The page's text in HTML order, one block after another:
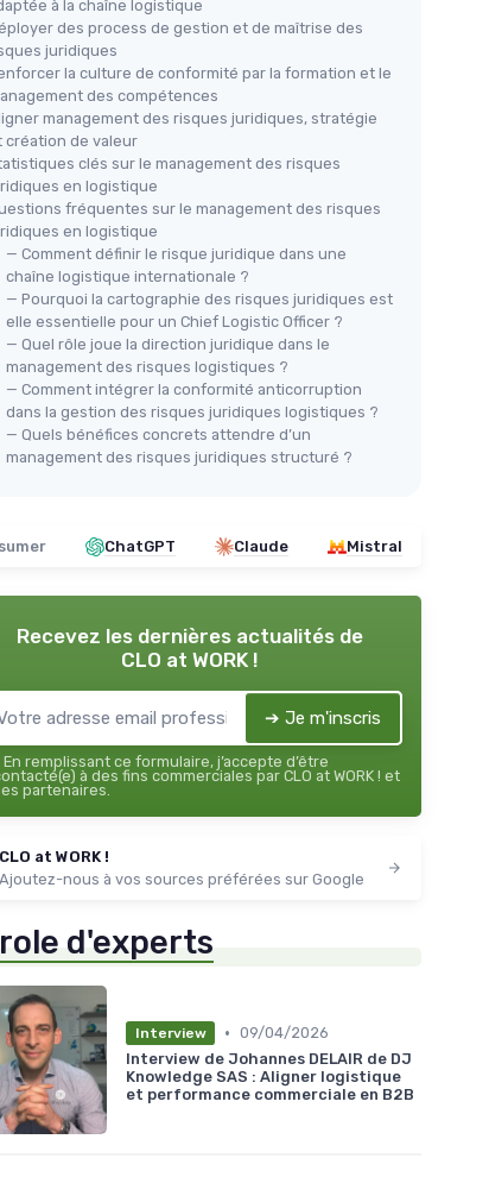
à la chaîne logistique
des process de gestion et de maîtrise des
juridiques
la culture de conformité par la formation et le
des compétences
management des risques juridiques, stratégie
création de valeur
clés sur le management des risques
en logistique
fréquentes sur le management des risques
en logistique
— Comment définir le risque juridique dans une
chaîne logistique internationale ?
— Pourquoi la cartographie des risques juridiques est
elle essentielle pour un Chief Logistic Officer ?
— Quel rôle joue la direction juridique dans le
management des risques logistiques ?
— Comment intégrer la conformité anticorruption
dans la gestion des risques juridiques logistiques ?
— Quels bénéfices concrets attendre d’un
management des risques juridiques structuré ?
ChatGPT Claude Mistral
Recevez les dernières actualités de
CLO at WORK !
➔ Je m'inscris
En remplissant ce formulaire, j’accepte d’être
à des fins commerciales par CLO at WORK ! et
partenaires.
CLO at WORK !
Ajoutez-nous à vos sources préférées sur Google
d'experts
Interview • 09/04/2026
Interview de Johannes DELAIR de DJ
Knowledge SAS : Aligner logistique
et performance commerciale en B2B